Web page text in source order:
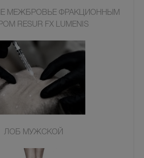
МЕЖБРОВЬЕ ФРАКЦИОННЫМ
RESUR FX LUMENIS
ЛОБ МУЖСКОЙ